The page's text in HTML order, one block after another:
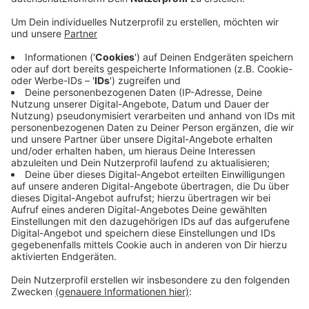
Anzeige
Das Auto steht für Schulungen bereit
Anzeige
Mit dem Fahrzeug kann das Diabetes-Team der
Kinderklinik jetzt Schulungen in Kindergärten, Schulen,
Sportvereinen oder Wohngruppen durchführen, teilte
das Klinikum Westmünsterland mit. Im Einzelfall
könnten damit auch Hausbesuche bei Familien
erfolgen, die ein Kind mit Diabetes haben.
Anzeige